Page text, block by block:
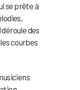
se prête à
des
courbes